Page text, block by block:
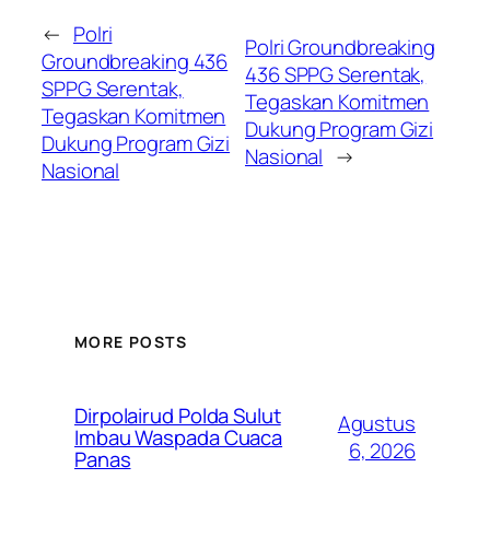
← Polri
Groundbreaking 436
SPPG Serentak,
Tegaskan Komitmen
Dukung Program Gizi
Nasional
Polri Groundbreaking
436 SPPG Serentak,
Tegaskan Komitmen
Dukung Program Gizi
Nasional →
MORE POSTS
Dirpolairud Polda Sulut
Imbau Waspada Cuaca
Panas
Agustus
6, 2026